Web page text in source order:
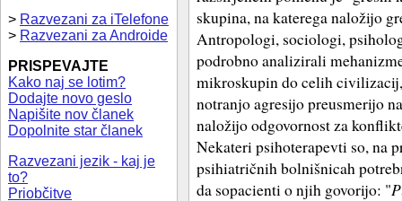
> Razvezani za iTelefone
> Razvezani za Androide
PRISPEVAJTE
Kako naj se lotim?
Dodajte novo geslo
Napišite nov članek
Dopolnite star članek
Razvezani jezik - kaj je
to?
Priobčitve
skupina, na katerega naložijo
Antropologi, sociologi,
podrobno analizirali
mikroskupin do celih
notranjo agresijo preusmerijo
naložijo odgovornost za
Nekateri psihoterapevti so, na
psihiatričnih bolnišnicah
da sopacienti o njih govorijo: "